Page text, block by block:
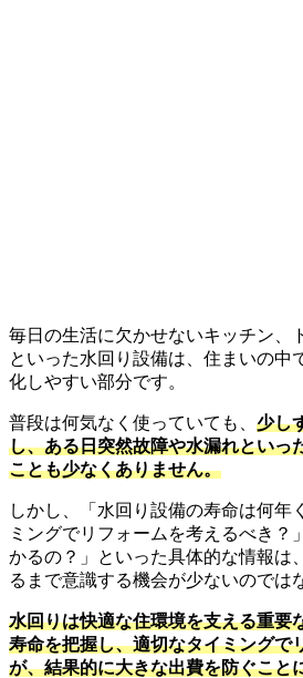
毎日の生活に欠かせないキッチン、
といった水回り設備は、住まいの中
化しやすい部分です。
普段は何気なく使っていても、 少し
し、ある日突然故障や水漏れといっ
ことも少なくありません。
しかし、「水回り設備の寿命は何年
ミングでリフォームを考えるべき？
かるの？」といった具体的な情報は
るまで意識する機会が少ないのでは
水回りは快適な住環境を支える重要
寿命を把握し、適切なタイミングで
が、結果的に大きな出費を防ぐこと